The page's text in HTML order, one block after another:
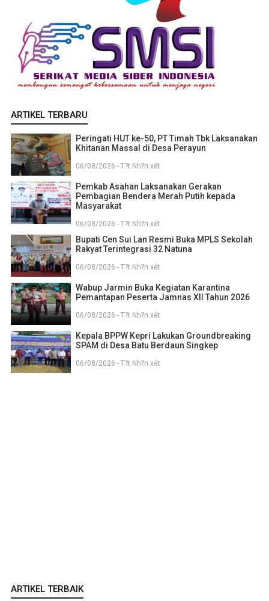
ARTIKEL TERBARU
Peringati HUT ke-50, PT Timah Tbk Laksanakan
Khitanan Massal di Desa Perayun
06/08/2026 - T?t Nh?n xét
Pemkab Asahan Laksanakan Gerakan
Pembagian Bendera Merah Putih kepada
Masyarakat
06/08/2026 - T?t Nh?n xét
Bupati Cen Sui Lan Resmi Buka MPLS Sekolah
Rakyat Terintegrasi 32 Natuna
06/08/2026 - T?t Nh?n xét
Wabup Jarmin Buka Kegiatan Karantina
Pemantapan Peserta Jamnas XII Tahun 2026
06/08/2026 - T?t Nh?n xét
Kepala BPPW Kepri Lakukan Groundbreaking
SPAM di Desa Batu Berdaun Singkep
06/08/2026 - T?t Nh?n xét
ARTIKEL TERBAIK